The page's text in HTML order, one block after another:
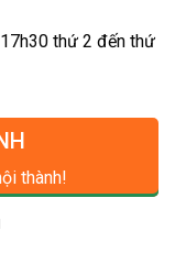
thứ 2 đến thứ
thành!